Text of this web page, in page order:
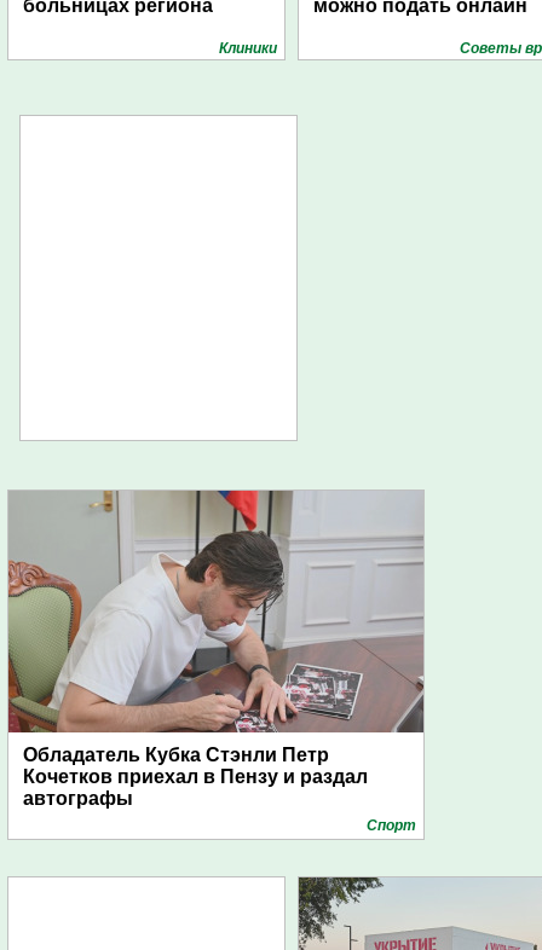
больницах региона
Клиники
можно подать онлайн
Советы
Обладатель Кубка Стэнли Петр
Кочетков приехал в Пензу и раздал
автографы
Спорт